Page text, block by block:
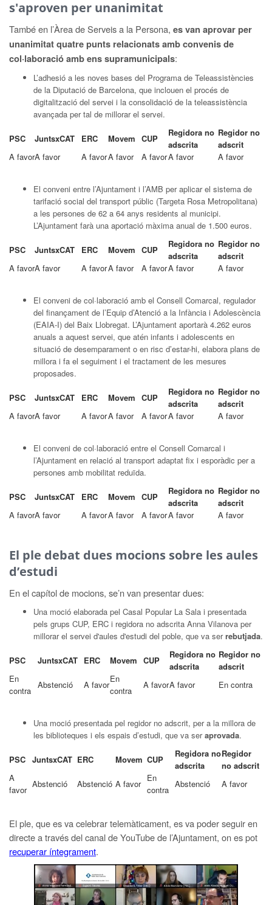
s'aproven per unanimitat
També en l’Àrea de Serveis a la Persona, es van aprovar per
unanimitat quatre punts relacionats amb convenis de
col·laboració amb ens supramunicipals:
L’adhesió a les noves bases del Programa de Teleassistències
de la Diputació de Barcelona, que inclouen el procés de
digitalització del servei i la consolidació de la teleassistència
avançada per tal de millorar el servei.
PSC JuntsxCAT ERC Movem CUP
Regidora no
adscrita
Regidor no
adscrit
A favorA favor A favorA favor A favorA favor A favor
El conveni entre l’Ajuntament i l’AMB per aplicar el sistema de
tarifació social del transport públic (Targeta Rosa Metropolitana)
a les persones de 62 a 64 anys residents al municipi.
L’Ajuntament farà una aportació màxima anual de 1.500 euros.
PSC JuntsxCAT ERC Movem CUP
Regidora no
adscrita
Regidor no
adscrit
A favorA favor A favorA favor A favorA favor A favor
El conveni de col·laboració amb el Consell Comarcal, regulador
del finançament de l’Equip d’Atenció a la Infància i Adolescència
(EAIA-I) del Baix Llobregat. L’Ajuntament aportarà 4.262 euros
anuals a aquest servei, que atén infants i adolescents en
situació de desemparament o en risc d’estar-hi, elabora plans de
millora i fa el seguiment i el tractament de les mesures
proposades.
PSC JuntsxCAT ERC Movem CUP
Regidora no
adscrita
Regidor no
adscrit
A favorA favor A favorA favor A favorA favor A favor
El conveni de col·laboració entre el Consell Comarcal i
l’Ajuntament en relació al transport adaptat fix i esporàdic per a
persones amb mobilitat reduïda.
PSC JuntsxCAT ERC Movem CUP
Regidora no
adscrita
Regidor no
adscrit
A favorA favor A favorA favor A favorA favor A favor
El ple debat dues mocions sobre les aules
d’estudi
En el capítol de mocions, se’n van presentar dues:
Una moció elaborada pel Casal Popular La Sala i presentada
pels grups CUP, ERC i regidora no adscrita Anna Vilanova per
millorar el servei d'aules d'estudi del poble, que va serrebutjada.
PSC JuntsxCAT ERC Movem CUP
Regidora no
adscrita
Regidor no
adscrit
En
contra
Abstenció A favor
En
contra
A favorA favor En contra
Una moció presentada pel regidor no adscrit, per a la millora de
les biblioteques i els espais d’estudi, que va seraprovada.
PSC JuntsxCAT ERC Movem CUP
Regidora no
adscrita
Regidor
no adscrit
A
favor
Abstenció Abstenció A favor
En
contra
Abstenció A favor
El ple, que es va celebrar telemàticament, es va poder seguir en
directe a través del canal de YouTube de l’Ajuntament, on es pot
recuperar íntegrament.